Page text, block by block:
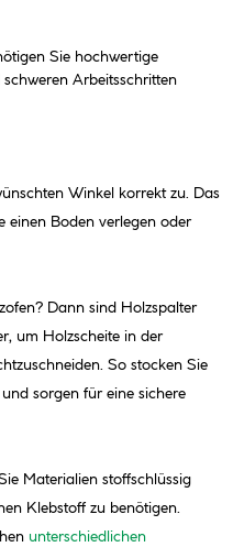
Sie hochwertige
Arbeitsschritten
Winkel korrekt zu. Das
einen Boden verlegen oder
Dann sind Holzspalter
um Holzscheite in der
So stocken Sie
sorgen für eine sichere
Materialien stoffschlüssig
Klebstoff zu benötigen.
unterschiedlichen